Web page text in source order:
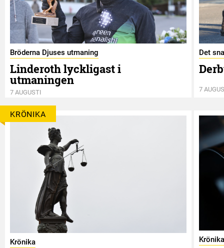
Bröderna Djuses utmaning
Linderoth lyckligast i
utmaningen
7 AUGUSTI
Det
7
KRÖNIKA
Krönika Krönika